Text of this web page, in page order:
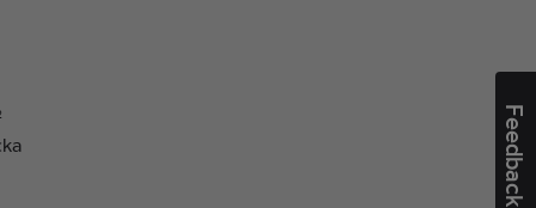
Feedback